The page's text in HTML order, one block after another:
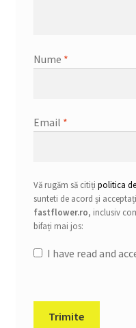
Nume *
Email *
Vă rugăm să citiți politica
sunteti de acord și
fastflower.ro, inclusiv
bifați mai jos:
I have read and